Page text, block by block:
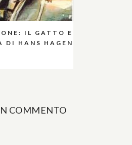
IL GATTO E
DI HANS HAGEN
COMMENTO